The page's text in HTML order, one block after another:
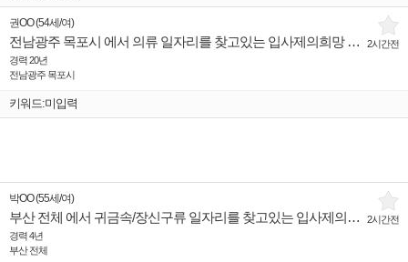
2시간전
권OO(54세 /여)
전남광주 목포시 에서 의류 일자리를 찾고있는 입사제의희망 인재입니다.
경력 20년
전남광주 목포시
키워드:미입력
2시간전
박OO(55세 /여)
부산 전체 에서 귀금속/장신구류 일자리를 찾고있는 입사제의희망 인재입니다.
경력 4년
부산 전체